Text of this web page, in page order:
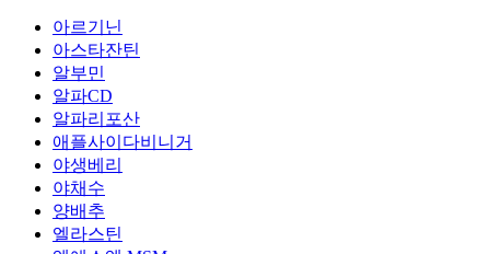
아르기닌
아스타잔틴
알부민
알파CD
알파리포산
애플사이다비니거
야생베리
야채수
양배추
엘라스틴